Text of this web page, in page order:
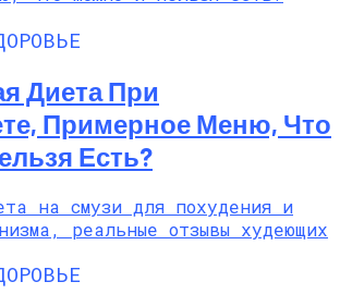
Диета При
Примерное Меню, Что
Есть?